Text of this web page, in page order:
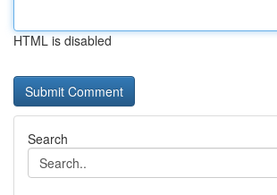
HTML is disabled
Search